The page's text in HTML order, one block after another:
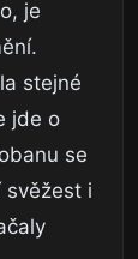
je
stejné
jde o
se
svěžest i